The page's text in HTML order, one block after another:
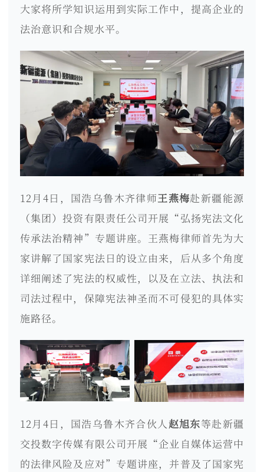
大家将所学知识运用到实际工作中，提高企业的
法治意识和合规水平。
12月4日，国浩乌鲁木齐律师王燕梅赴新疆能源
（集团）投资有限责任公司开展“弘扬宪法文化
传承法治精神”专题讲座。王燕梅律师首先为大
家讲解了国家宪法日的设立由来，后从多个角度
详细阐述了宪法的权威性，以及在立法、执法和
司法过程中，保障宪法神圣而不可侵犯的具体实
施路径。
12月4日，国浩乌鲁木齐合伙人 赵旭东等赴新疆
交投数字传媒有限公司开展“企业自媒体运营中
的法律风险及应对”专题讲座，并普及了国家宪